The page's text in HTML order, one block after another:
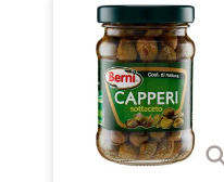
—Luana F.
Facilità dell'ordine ed
Facilità dell'ordine ed arrivo